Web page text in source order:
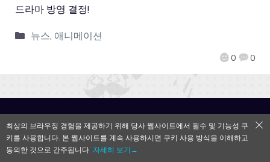
0 0
드라마 방영 결정!
뉴스, 애니메이션
최상의 브라우징 경험을 제공하기 위해 당사 웹사이트에서 필수 및 기능성 쿠
키를 사용합니다. 본 웹사이트를 계속 사용하시면 쿠키 사용 방식을 이해하고
동의한 것으로 간주됩니다. 자세히 보기→